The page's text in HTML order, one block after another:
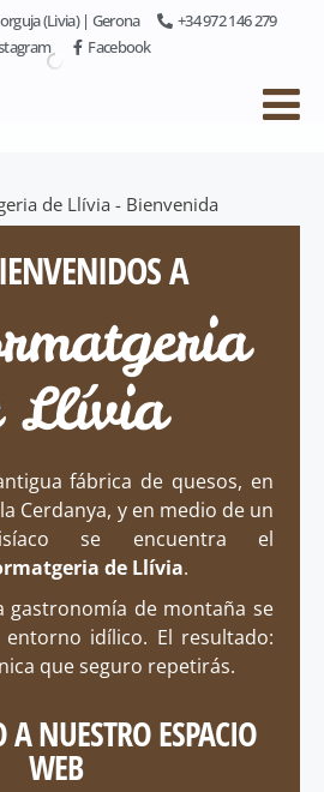
(Livia) | Gerona
+34 972 146 279
Facebook
A
Llívia
fábrica de quesos, en
Cerdanya, y en medio de un
se encuentra el
de Llívia.
gastronomía de montaña se
idílico. El resultado:
que seguro repetirás.
NUESTRO ESPACIO
WEB